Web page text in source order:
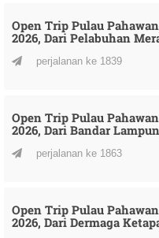
Open Trip Pulau
2026, Dari Pelabuhan
perjalanan ke 1839
Open Trip Pulau
2026, Dari Bandar
perjalanan ke 1863
Open Trip Pulau
2026, Dari Dermaga